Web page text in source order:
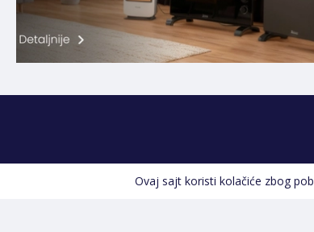
Ovaj sajt koristi kolačiće zbog